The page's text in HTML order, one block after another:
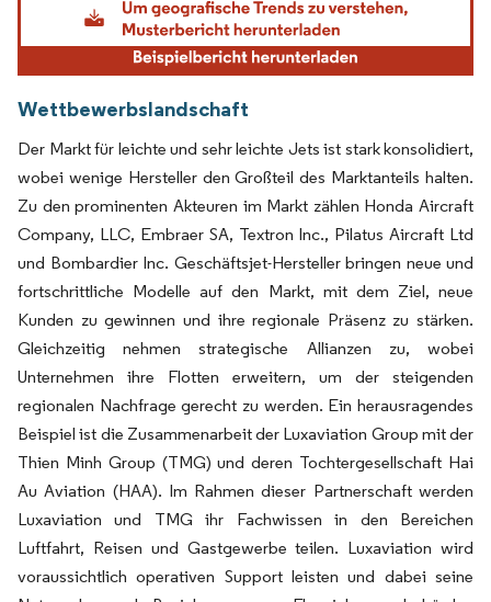
Wettbewerbslandschaft
Der Markt für leichte und sehr leichte Jets ist stark konsolidiert,
wobei wenige Hersteller den Großteil des Marktanteils halten.
Zu den prominenten Akteuren im Markt zählen Honda Aircraft
Company, LLC, Embraer SA, Textron Inc., Pilatus Aircraft Ltd
und Bombardier Inc. Geschäftsjet-Hersteller bringen neue und
fortschrittliche Modelle auf den Markt, mit dem Ziel, neue
Kunden zu gewinnen und ihre regionale Präsenz zu stärken.
Gleichzeitig nehmen strategische Allianzen zu, wobei
Unternehmen ihre Flotten erweitern, um der steigenden
regionalen Nachfrage gerecht zu werden. Ein herausragendes
Beispiel ist die Zusammenarbeit der Luxaviation Group mit der
Thien Minh Group (TMG) und deren Tochtergesellschaft Hai
Au Aviation (HAA). Im Rahmen dieser Partnerschaft werden
Luxaviation und TMG ihr Fachwissen in den Bereichen
Luftfahrt, Reisen und Gastgewerbe teilen. Luxaviation wird
voraussichtlich operativen Support leisten und dabei seine